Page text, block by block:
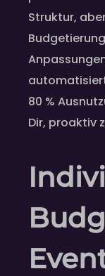
Struktur,
80 %
Dir, proaktiv